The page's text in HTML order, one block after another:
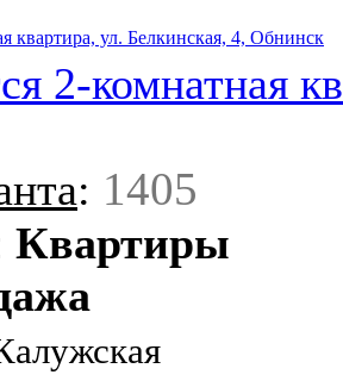
квартира, ул. Белкинская, 4, Обнинск
: 1405
Квартиры